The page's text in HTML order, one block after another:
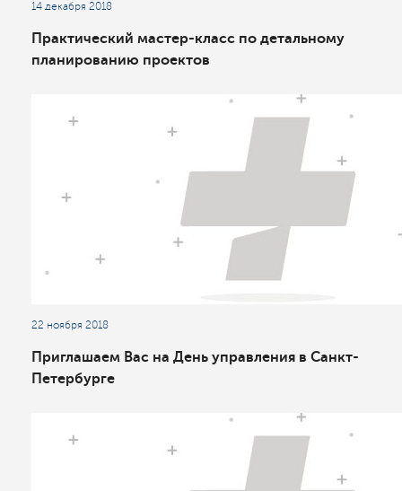
14 декабря 2018
Практический мастер-класс по детальному
планированию проектов
22 ноября 2018
Приглашаем Вас на День управления в Санкт-
Петербурге